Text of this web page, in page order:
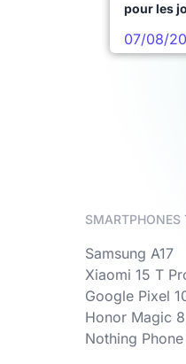
pour les
07/08/
SMARTPHONES
Samsung A17
Xiaomi 15 T
Google Pixel
Honor Magic
Nothing